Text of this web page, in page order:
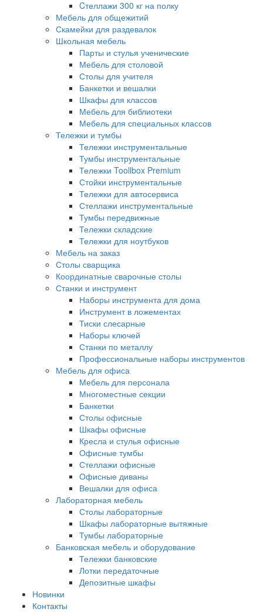
Cтеллажи 300 кг на полку
Мебель для общежитий
Скамейки для раздевалок
Школьная мебель
Парты и стулья ученические
Мебель для столовой
Столы для учителя
Банкетки и вешалки
Шкафы для классов
Мебель для библиотеки
Мебель для специальных классов
Тележки и тумбы
Тележки инструментальные
Тумбы инструментальные
Тележки Toollbox Premium
Стойки инструментальные
Тележки для автосервиса
Стеллажи инструментальные
Тумбы передвижные
Тележки складские
Тележки для ноутбуков
Мебель на заказ
Столы сварщика
Координатные сварочные столы
Станки и инструмент
Наборы инструмента для дома
Инструмент в ложементах
Тиски слесарные
Наборы ключей
Станки по металлу
Профессиональные наборы инструментов
Мебель для офиса
Мебель для персонала
Многоместные секции
Банкетки
Столы офисные
Шкафы офисные
Кресла и стулья офисные
Офисные тумбы
Стеллажи офисные
Офисные диваны
Вешалки для офиса
Лабораторная мебель
Столы лабораторные
Шкафы лабораторные вытяжные
Тумбы лабораторные
Банковская мебель и оборудование
Тележки банковские
Лотки передаточные
Депозитные шкафы
Новинки
Контакты